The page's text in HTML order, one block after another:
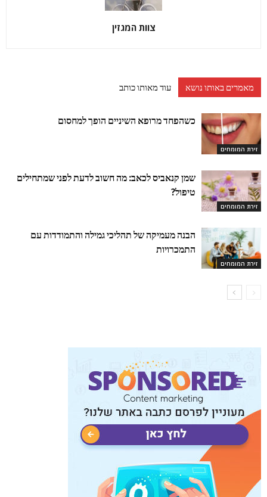
צוות המגזין
מאמרים באותו נושא עוד מאותו כותב
זירת המומחים
כשהפחד מרופא השיניים הופך למחסום
זירת המומחים
שמן קנאביס לכאב: מה חשוב לדעת לפני שמתחילים
טיפול?
זירת המומחים
הבנה מעמיקה של תהליכי גמילה והתמודדות עם
התמכרויות